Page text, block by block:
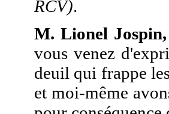
RCV).
M. Lionel Jospin,
vous venez
deuil qui frappe
et moi-même